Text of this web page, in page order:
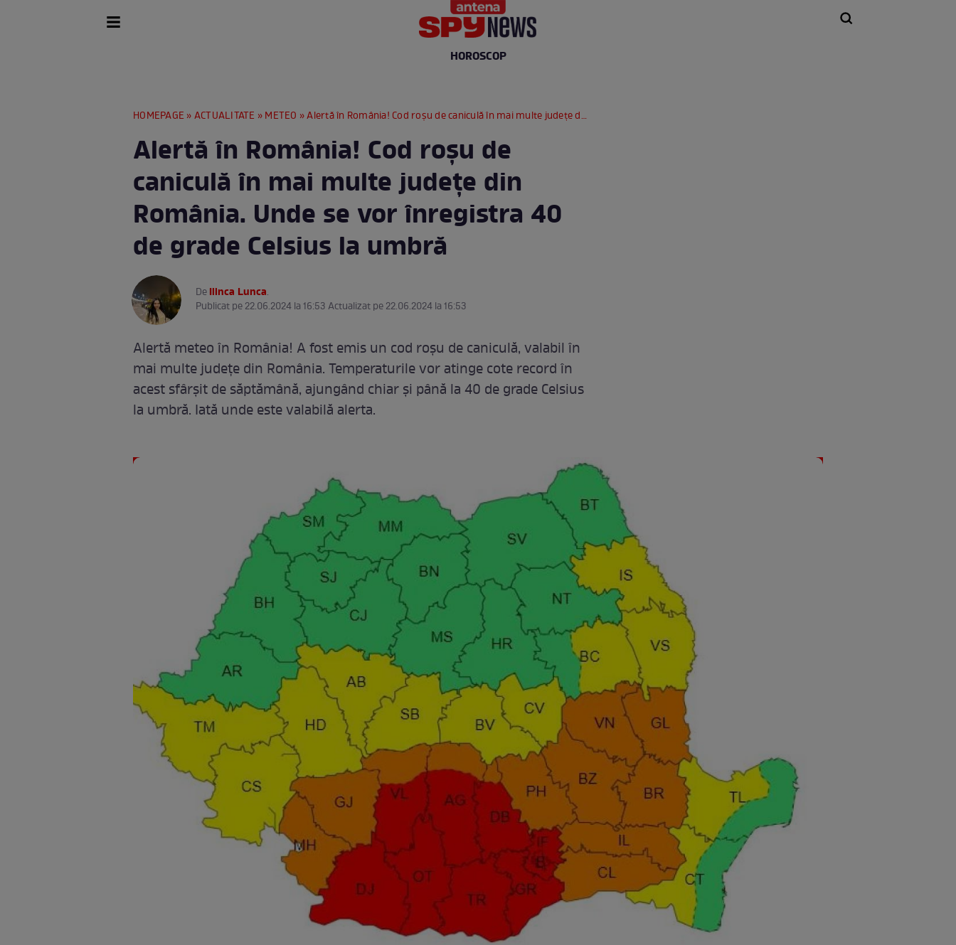
HOROSCOP
HOMEPAGE »ACTUALITATE »METEO » Alertă în România! Cod roșu de caniculă în mai multe județe din România. Unde se vor înregistra 40 de grade Celsius la umbră
Alertă în România! Cod roșu de
caniculă în mai multe județe din
România. Unde se vor înregistra 40
de grade Celsius la umbră
DeIlinca Lunca.
Publicat pe 22.06.2024 la 16:53 Actualizat pe 22.06.2024 la 16:53
Alertă meteo în România! A fost emis un cod roșu de caniculă, valabil în
mai multe județe din România. Temperaturile vor atinge cote record în
acest sfârșit de săptămână, ajungând chiar și până la 40 de grade Celsius
la umbră. Iată unde este valabilă alerta.